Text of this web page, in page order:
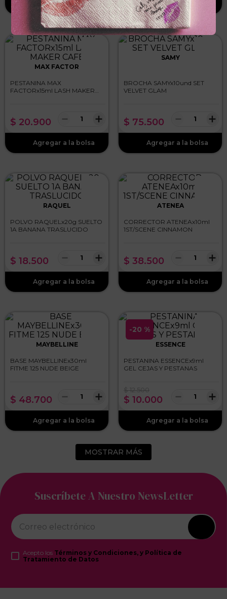
MAX FACTOR
PESTANINA MAX
FACTORx15ml LASH MAKER
$ 20.900 ＋
－
SAMY
BROCHA SAMYx10und SET
VELVET GLAM
$ 75.500 ＋
－
RAQUEL
POLVO RAQUELx20g SUELTO
1A BANANA TRASLUCIDO
$ 18.500 ＋
－
ATENEA
CORRECTOR ATENEAx10ml
1ST/SCENE CINNAMON
$ 38.500 ＋
－
MAYBELLINE
BASE MAYBELLINEx30ml
FITME 125 NUDE BEIGE
$ 48.700 ＋
－
-20 %
ESSENCE
PESTANINA ESSENCEx9ml
GEL CEJAS Y PESTANAS
$12.500
$ 10.000 ＋
－
MOSTRAR MÁS
Suscríbete A Nuestro NewsLetter
Acepto los Términos y Condiciones, y Política de
Tratamiento de Datos